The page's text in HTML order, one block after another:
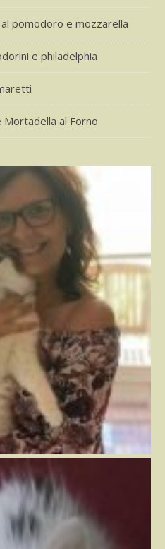
pomodoro e mozzarella
e philadelphia
Mortadella al Forno